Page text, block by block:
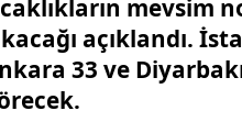
mevsim
açıklandı.
33 ve